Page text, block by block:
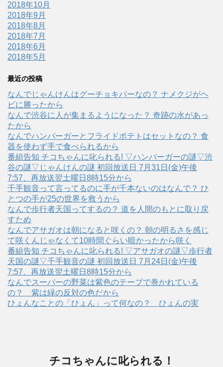
2018年10月
2018年9月
2018年8月
2018年7月
2018年6月
2018年5月
最近の投稿
なんでじゃんけんはグーチョキパーなの？ ナメクジがヘ
ビに勝ったから
なんで渋谷に人が集まるようになった？ 奇跡の水があっ
たから
なんでハンバーガーとフライドポテトはセットなの？ 食
器を使わず手で食べられるから
番組告知 チコちゃんに叱られる! ▽ハンバーガーの謎▽渋
谷の謎▽じゃんけんの謎 初回放送日 7月31日(金)午後
7:57、再放送翌土曜日8時15分から
千手観音って言ってるのに手が千本ないのはなんで？ ひ
とつの手が25の世界を救うから
なんで歩行者天国ってするの？ 道を人間のもとに取り戻
すため
なんでアサガオは朝になると咲くの？ 朝の明るさを感じ
て咲くんじゃなくて10時間ぐらい暗かったから咲く
番組告知 チコちゃんに叱られる! ▽アサガオの謎▽歩行者
天国の謎▽千手観音の謎 初回放送日 7月24日(金)午後
7:57、再放送翌土曜日8時15分から
なんでスーパーの野菜は紫色のテープで巻かれている
の？ 紫は緑の反対の色だから
ひょんなことの「ひょん」って何なの？ ひょんの実
チコちゃんに叱られる！